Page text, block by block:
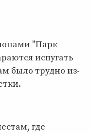
"Парк
испугать
было трудно из-
где